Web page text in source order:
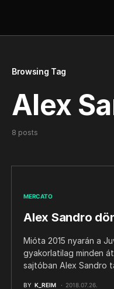
Browsing Tag
Alex
8 posts
MERCATO
Alex Sandro
Mióta 2015 nyarán a
gyakorlatilag minden
sajtóban Alex Sandro
BY K_REIM 2018.07.26.